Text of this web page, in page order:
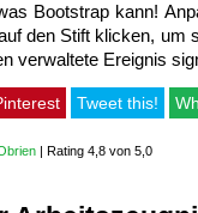
Bootstrap kann!
den Stift klicken,
verwaltete Ereignis
Tweet this!
| Rating 4,8 von 5,0